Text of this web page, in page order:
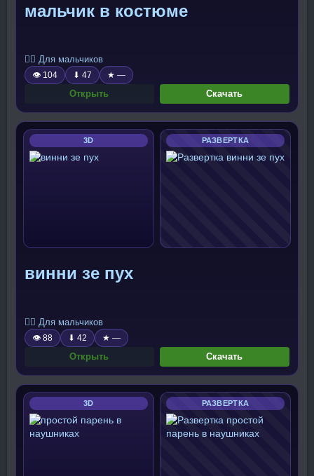
мальчик в костюме
🧍‍♂️ Для мальчиков
👁 104 ⬇ 47 ★ —
Открыть Скачать
3D РАЗВЕРТКА
винни зе пух
🧍‍♂️ Для мальчиков
👁 88 ⬇ 42 ★ —
Открыть Скачать
3D РАЗВЕРТКА